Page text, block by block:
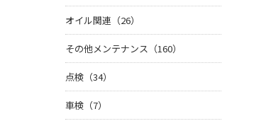
オイル関連（26）
その他メンテナンス（160）
点検（34）
車検（7）